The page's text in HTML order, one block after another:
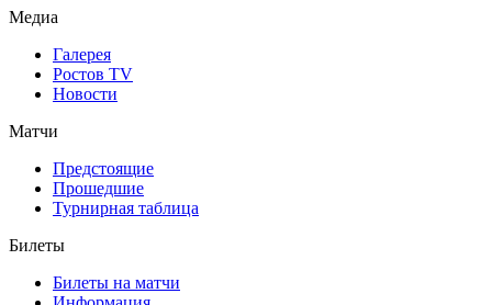
Медиа
Галерея
Ростов TV
Новости
Матчи
Предстоящие
Прошедшие
Турнирная таблица
Билеты
Билеты на матчи